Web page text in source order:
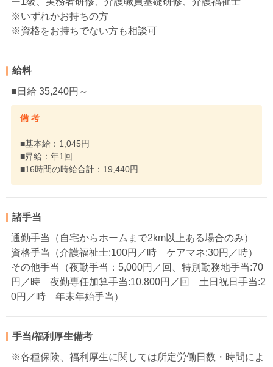
※いずれかお持ちの方
※資格をお持ちでない方も相談可
給料
■日給 35,240円～
備 考
■基本給：1,045円
■昇給：年1回
■16時間の時給合計：19,440円
諸手当
通勤手当（自宅からホームまで2km以上ある場合のみ）
資格手当（介護福祉士:100円／時 ケアマネ:30円／時）
その他手当（夜勤手当：5,000円／回、特別勤務地手当:70
円／時 夜勤専任加算手当:10,800円／回 土日祝日手当:2
0円／時 年末年始手当）
手当/福利厚生備考
※各種保険、福利厚生に関しては所定労働日数・時間によ